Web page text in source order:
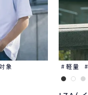
象 軽量